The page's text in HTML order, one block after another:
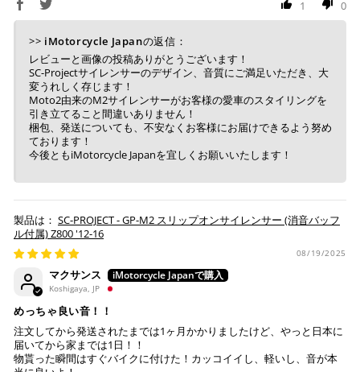
上記キャッシュレス決済アカウントからご希望のお支払
い方法をご選択頂き、クリックするだけで簡単に支払い
が完了します。
※ ご利用には事前にPayPay、Apple Payの利用登録が
必要です。
コンビニ決済(事前決済)
上記コンビニでお支払い頂けます。
入金確認が取れ次第、商品を手配させて頂きます。
※ 支払期限はご注文日より7日以内とさせて頂いてお
り、万が一過ぎてしまった場合は自動でご注文はキャン
1 0
>> iMotorcycle Japanの返信：
レビューと画像の投稿ありがとうございます！
SC-Projectサイレンサーのデザイン、音質にご満足いただき、大
変うれしく存じます！
Moto2由来のM2サイレンサーがお客様の愛車のスタイリングを
引き立てること間違いありません！
梱包、発送についても、不安なくお客様にお届けできるよう努め
ております！
今後ともiMotorcycle Japanを宜しくお願いいたします！
SC-PROJECT - GP-M2 スリップオンサイレンサー (消音バッフ
ル付属) Z800 '12-16
08/19/2025
マクサンス
Koshigaya, JP
めっちゃ良い音！！
注文してから発送されたまでは1ヶ月かかりましたけど、やっと日本に
届いてから家までは1日！！
物貰った瞬間はすぐバイクに付けた！カッコイイし、軽いし、音が本